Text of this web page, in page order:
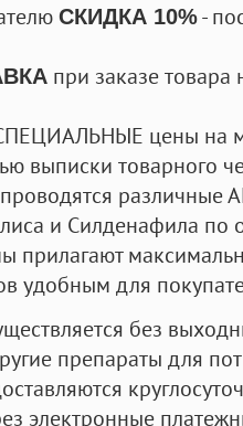
СКИДКА 10%-
при заказе
цены на
выписки товарного
и Силденафила по
удобным для
без
препараты для
электронные